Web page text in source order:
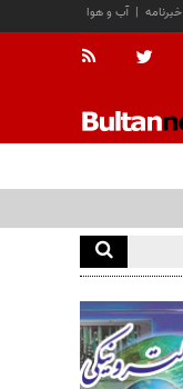
آب و هوا | خبرنامه